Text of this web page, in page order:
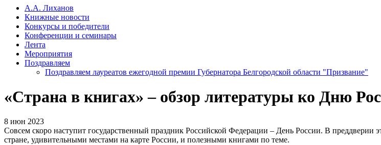
А.А. Лиханов
Книжные новости
Конкурсы и победители
Конференции и семинары
Лента
Мероприятия
Поздравляем
Поздравляем лауреатов ежегодной премии Губернатора Белгородской области "Призвание"
«Страна в книгах» – обзор литературы ко Дню
8 июн 2023
Совсем скоро наступит государственный праздник Российской Федерации – День России. В
стране, удивительными местами на карте России, и полезными книгами по теме.